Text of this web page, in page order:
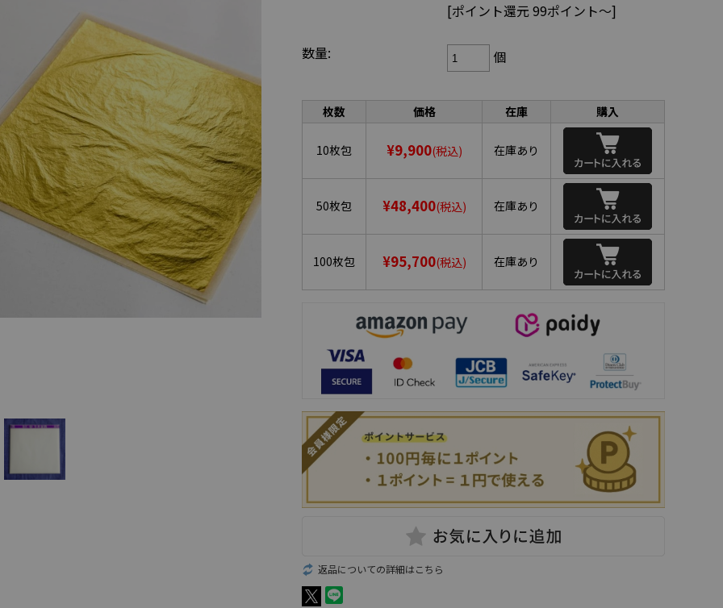
[ポイント還元 99ポイント～]
数量: 個
枚数 価格 在庫 購入
10枚包 ¥9,900(税込) 在庫あり
50枚包 ¥48,400(税込) 在庫あり
100枚包 ¥95,700(税込) 在庫あり
返品についての詳細はこちら